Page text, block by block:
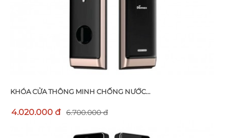
KHÓA CỬA THÔNG MINH CHỐNG NƯỚC...
4.020.000 đ 6.700.000 đ